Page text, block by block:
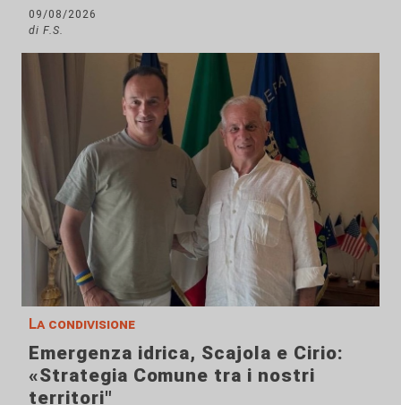
09/08/2026
di F.S.
La condivisione
Emergenza idrica, Scajola e Cirio:
«Strategia Comune tra i nostri
territori"